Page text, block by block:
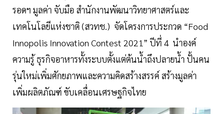
รอดฯ มูลค่า จับมือ สำนักงานพัฒนาวิทยาศาสตร์และ
เทคโนโลยีแห่งชาติ (สวทช.) จัดโครงการประกวด “Food
Innopolis Innovation Contest 2021” ปีที่ 4 นำองค์
ความรู้ ธุรกิจอาหารทั้งระบบตั้งแต่ต้นน้ำถึงปลายน้ำ ปั้นคน
รุ่นใหม่เพิ่มศักยภาพและความคิดสร้างสรรค์ สร้างมูลค่า
เพิ่มผลิตภัณฑ์ ขับเคลื่อนเศรษฐกิจไทย